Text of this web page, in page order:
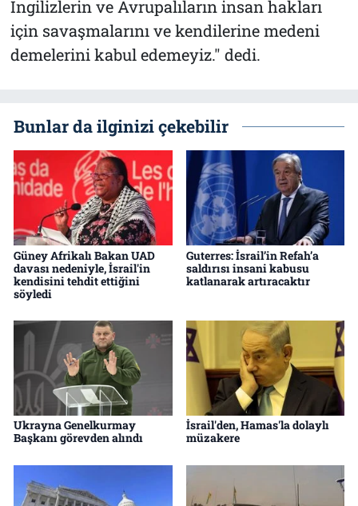
İngilizlerin ve Avrupalıların insan hakları
için savaşmalarını ve kendilerine medeni
demelerini kabul edemeyiz." dedi.
Bunlar da ilginizi çekebilir
Güney Afrikalı Bakan UAD
davası nedeniyle, İsrail'in
kendisini tehdit ettiğini
söyledi
Guterres: İsrail’in Refah’a
saldırısı insani kabusu
katlanarak artıracaktır
Ukrayna Genelkurmay
Başkanı görevden alındı
İsrail'den, Hamas'la dolaylı
müzakere